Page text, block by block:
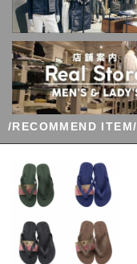
/RECOMMEND ITEM/